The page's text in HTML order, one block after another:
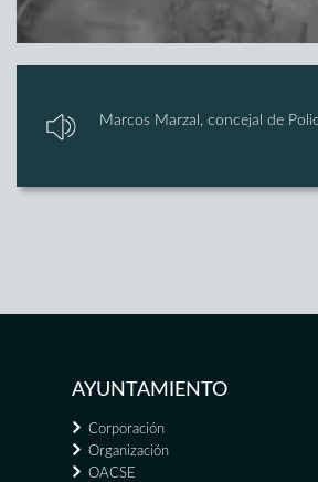
Marcos Marzal, concejal de
AYUNTAMIENTO
Corporación
Organización
OACSE